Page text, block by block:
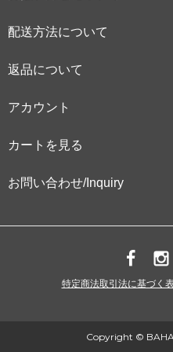
配送方法について
返品について
アカウント
カートを見る
お問い合わせ/Inquiry
特定商法取引法に基づく
Copyright ©